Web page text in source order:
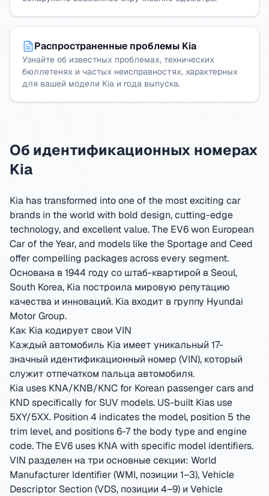
Распространенные проблемы Kia
Узнайте об известных проблемах, технических
бюллетенях и частых неисправностях, характерных
для вашей модели Kia и года выпуска.
Об идентификационных номерах
Kia
Kia has transformed into one of the most exciting car
brands in the world with bold design, cutting-edge
technology, and excellent value. The EV6 won European
Car of the Year, and models like the Sportage and Ceed
offer compelling packages across every segment.
Основана в 1944 году со штаб-квартирой в Seoul,
South Korea, Kia построила мировую репутацию
качества и инноваций. Kia входит в группу Hyundai
Motor Group.
Как Kia кодирует свои VIN
Каждый автомобиль Kia имеет уникальный 17-
значный идентификационный номер (VIN), который
служит отпечатком пальца автомобиля.
Kia uses KNA/KNB/KNC for Korean passenger cars and
KND specifically for SUV models. US-built Kias use
5XY/5XX. Position 4 indicates the model, position 5 the
trim level, and positions 6-7 the body type and engine
code. The EV6 uses KNA with specific model identifiers.
VIN разделен на три основные секции: World
Manufacturer Identifier (WMI, позиции 1–3), Vehicle
Descriptor Section (VDS, позиции 4–9) и Vehicle